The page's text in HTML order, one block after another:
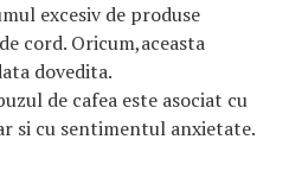
excesiv de produse
cord. Oricum,aceasta
dovedita.
de cafea este asociat cu
si cu sentimentul anxietate.